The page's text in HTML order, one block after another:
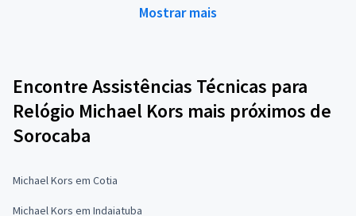
Mostrar mais
Encontre Assistências Técnicas para
Relógio Michael Kors mais próximos de
Sorocaba
Michael Kors em Cotia
Michael Kors em Indaiatuba